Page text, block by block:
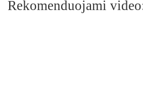
Rekomenduojami